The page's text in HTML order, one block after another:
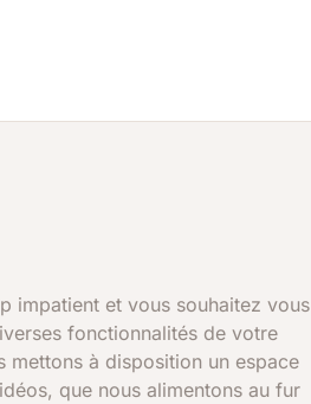
impatient et vous souhaitez vous
fonctionnalités de votre
mettons à disposition un espace
que nous alimentons au fur